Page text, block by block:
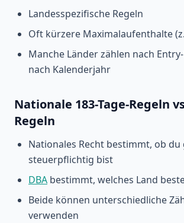
Landesspezifische Regeln
Oft kürzere Maximalaufenthalte
Manche Länder zählen nach
nach Kalenderjahr
Nationale 183-Tage-Regeln
Regeln
Nationales Recht bestimmt, ob
steuerpflichtig bist
DBA bestimmt, welches Land
Beide können unterschiedliche
verwenden